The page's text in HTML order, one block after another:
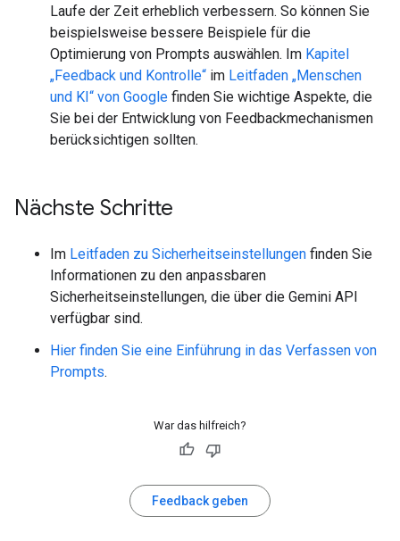
Laufe der Zeit erheblich verbessern. So können Sie
beispielsweise bessere Beispiele für die
Optimierung von Prompts auswählen. Im Kapitel
„Feedback und Kontrolle“ im Leitfaden „Menschen
und KI“ von Google finden Sie wichtige Aspekte, die
Sie bei der Entwicklung von Feedbackmechanismen
berücksichtigen sollten.
Nächste Schritte
Im Leitfaden zu Sicherheitseinstellungen finden Sie
Informationen zu den anpassbaren
Sicherheitseinstellungen, die über die Gemini API
verfügbar sind.
Hier finden Sie eine Einführung in das Verfassen von
Prompts.
War das hilfreich?
Feedback geben